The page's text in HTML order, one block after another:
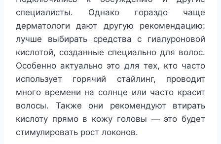
специалисты. Однако гораздо чаще
дерматологи дают другую рекомендацию:
лучше выбирать средства с гиалуроновой
кислотой, созданные специально для волос.
Особенно актуально это для тех, кто часто
использует горячий стайлинг, проводит
много времени на солнце или часто красит
волосы. Также они рекомендуют втирать
кислоту прямо в кожу головы — это будет
стимулировать рост локонов.